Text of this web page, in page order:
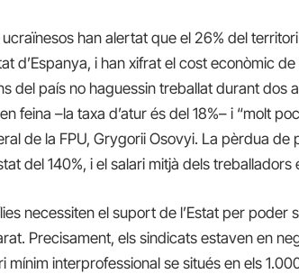
han alertat que el 26% del
d’Espanya, i han xifrat el cost econòmic
del país no haguessin treballat durant dos
feina –la taxa d’atur és del 18%– i “molt
de la FPU, Grygorii Osovyi. La pèrdua de
del 140%, i el salari mitjà dels treballadors
necessiten el suport de l’Estat per poder
Precisament, els sindicats estaven en
mínim interprofessional se situés en els